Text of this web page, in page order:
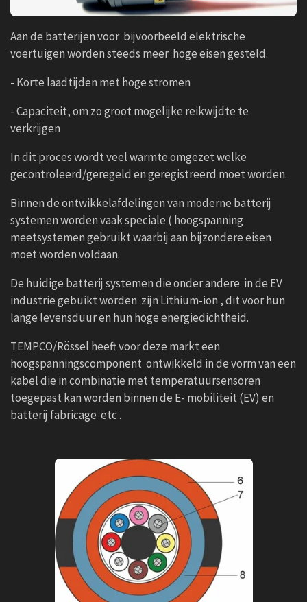
Aan de batterijen voor bijvoorbeeld elektrische
voertuigen worden steeds meer hoge eisen gesteld.
- Korte laadtijden met hoge stromen
- Capaciteit, om zo groot mogelijke reikwijdte te
verkrijgen
In dit proces wordt veel warmte omgezet welke
gecontroleerd/geregeld en geregistreerd moet worden.
Binnen de ontwikkelafdelingen van moderne batterij
systemen worden vaak speciale ( hoogspanning
meetsystemen gebruikt waarbij aan bijzondere eisen
moet worden voldaan.
De huidige batterij systemen die onder andere in de EV
industrie gebuikt worden zijn Lithium-ion , dit voor hun
lange levensduur en hun hoge energiedichtheid.
TEMPCO/Rössel heeft voor deze markt een
hoogspanningscomponent ontwikkeld in de vorm van een
kabel die in combinatie met temperatuursensoren
toegepast kan worden binnen de E- mobiliteit (EV) en
batterij fabricage etc .